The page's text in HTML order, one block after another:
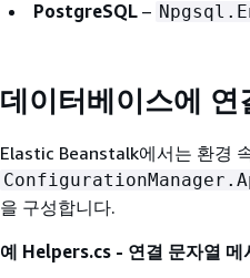
PostgreSQL –
데이터베이스에 연
Elastic Beanstalk에서는 환경
을 구성합니다.
예 Helpers.cs - 연결 문자열 메